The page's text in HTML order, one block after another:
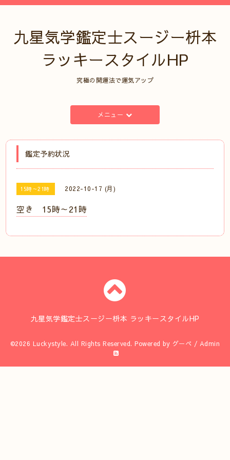
九星気学鑑定士スージー枡本
ラッキースタイルHP
究極の開運法で運気アップ
メニュー
鑑定予約状況
15時～21時 2022-10-17 (月)
空き 15時～21時
九星気学鑑定士スージー枡本 ラッキースタイルHP
©2026 Luckystyle. All Rights Reserved. Powered by グーペ / Admin